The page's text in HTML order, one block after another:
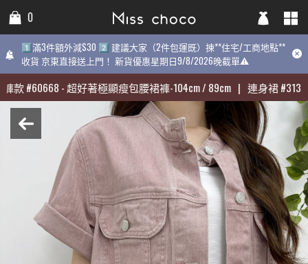
0
1️⃣滿3件額外減$30 2️⃣ 建議大家（2件包運既）揀**住宅/工商地點**
收貨 京東直接送上門！ 新貨優惠星期日9/8/2026晚截單⚠️
款#60668-超好著極顯瘦包腰裙褲-104cm / 89cm | 連身裙#31398
0
1️⃣滿3件額外減$30 2️⃣ 建議大家（2件包運既）揀**住宅/工商地點**
收貨 京東直接送上門！ 新貨優惠星期日9/8/2026晚截單⚠️
款#60668-超好著極顯瘦包腰裙褲-104cm / 89cm | 連身裙#31398
1️⃣滿3件額外減$30 2️⃣ 建議大家（2件包運既）揀**住宅/工商地點**
9/8/2026晚截單⚠️
熱賣: 褲款# 60668-超好著極顯瘦包腰裙褲-104cm / 89cm | 連身裙